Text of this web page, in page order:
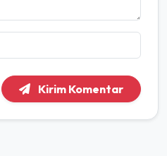
Kirim Komentar